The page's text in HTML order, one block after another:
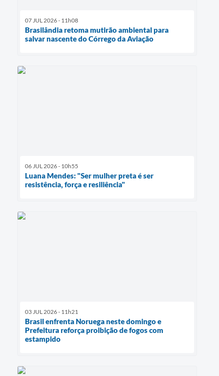
07 JUL 2026 - 11h08
Brasilândia retoma mutirão ambiental para
salvar nascente do Córrego da Aviação
06 JUL 2026 - 10h55
Luana Mendes: "Ser mulher preta é ser
resistência, força e resiliência"
03 JUL 2026 - 11h21
Brasil enfrenta Noruega neste domingo e
Prefeitura reforça proibição de fogos com
estampido